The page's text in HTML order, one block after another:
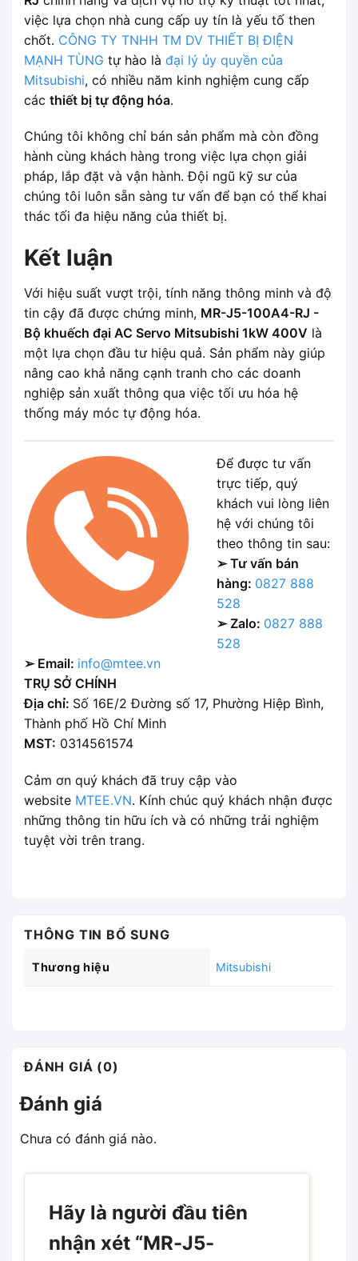
việc lựa chọn nhà cung cấp uy tín là yếu tố then
chốt. CÔNG TY TNHH TM DV THIẾT BỊ ĐIỆN
MẠNH TÙNG tự hào là đại lý ủy quyền của
Mitsubishi, có nhiều năm kinh nghiệm cung cấp
các thiết bị tự động hóa.
Chúng tôi không chỉ bán sản phẩm mà còn đồng
hành cùng khách hàng trong việc lựa chọn giải
pháp, lắp đặt và vận hành. Đội ngũ kỹ sư của
chúng tôi luôn sẵn sàng tư vấn để bạn có thể khai
thác tối đa hiệu năng của thiết bị.
Kết luận
Với hiệu suất vượt trội, tính năng thông minh và độ
tin cậy đã được chứng minh, MR-J5-100A4-RJ -
Bộ khuếch đại AC Servo Mitsubishi 1kW 400V là
một lựa chọn đầu tư hiệu quả. Sản phẩm này giúp
nâng cao khả năng cạnh tranh cho các doanh
nghiệp sản xuất thông qua việc tối ưu hóa hệ
thống máy móc tự động hóa.
Để được tư vấn
trực tiếp, quý
khách vui lòng liên
hệ với chúng tôi
theo thông tin sau:
➢ Tư vấn bán
hàng: 0827 888
528
➢ Zalo: 0827 888
528
➢ Email: info@mtee.vn
TRỤ SỞ CHÍNH
Địa chỉ: Số 16E/2 Đường số 17, Phường Hiệp Bình,
Thành phố Hồ Chí Minh
MST: 0314561574
Cảm ơn quý khách đã truy cập vào
website MTEE.VN. Kính chúc quý khách nhận được
những thông tin hữu ích và có những trải nghiệm
tuyệt vời trên trang.
THÔNG TIN BỔ SUNG
Thương hiệu Mitsubishi
ĐÁNH GIÁ (0)
Đánh giá
Chưa có đánh giá nào.
Hãy là người đầu tiên
nhận xét “MR-J5-